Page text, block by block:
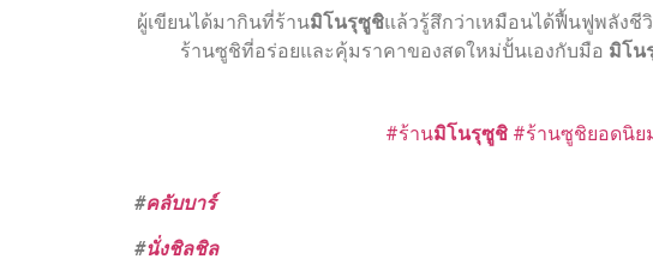
ผู้เขียนได้มากินที่ร้านมิโนรุซูชิแล้วรู้สึกว่าเหมือนได้ฟื้นฟูพลังชี
ร้านซูชิที่อร่อยและคุ้มราคาของสดใหม่ปั้นเองกับมือ มิโน
#ร้านมิโนรุซูชิ #ร้านซูชิยอดนิย
#คลับบาร์
#นั่งชิลชิล